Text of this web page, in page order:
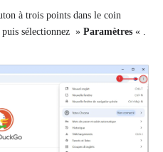
à trois points dans le coin
sélectionnez » Paramètres « .